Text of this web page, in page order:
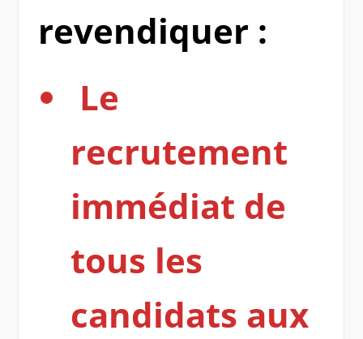
revendiquer :
Le
recrutement
immédiat de
tous les
candidats aux